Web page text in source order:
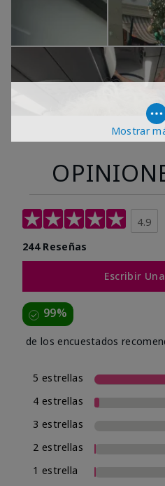
Mostrar
4.9
244 Reseñas
Escribir
99%
de los encuestados
5 estrellas
4 estrellas
3 estrellas
2 estrellas
1 estrella